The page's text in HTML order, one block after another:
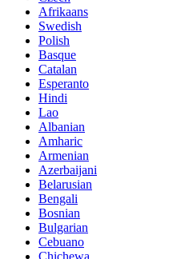
Afrikaans
Swedish
Polish
Basque
Catalan
Esperanto
Hindi
Lao
Albanian
Amharic
Armenian
Azerbaijani
Belarusian
Bengali
Bosnian
Bulgarian
Cebuano